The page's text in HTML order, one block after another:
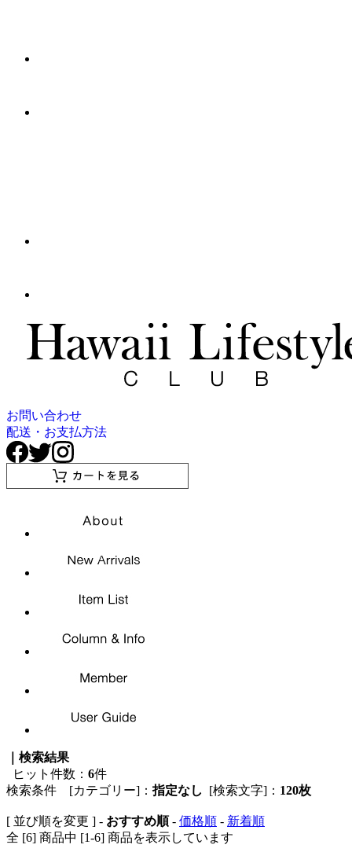
お問い合わせ
配送・お支払方法
｜検索結果
ヒット件数： 6件
検索条件 [カテゴリー]：指定なし [検索文字]： 120枚
[ 並び順を変更 ] - おすすめ順- 価格順 - 新着順
全 [6] 商品中 [1-6] 商品を表示しています